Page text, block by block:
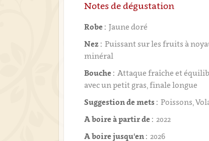
Notes de dégustation
Robe : Jaune doré
Nez : Puissant sur les fruits à
minéral
Bouche : Attaque fraîche et
avec un petit gras, finale longue
Suggestion de mets : Poissons,
A boire à partir de : 2022
A boire jusqu'en : 2026